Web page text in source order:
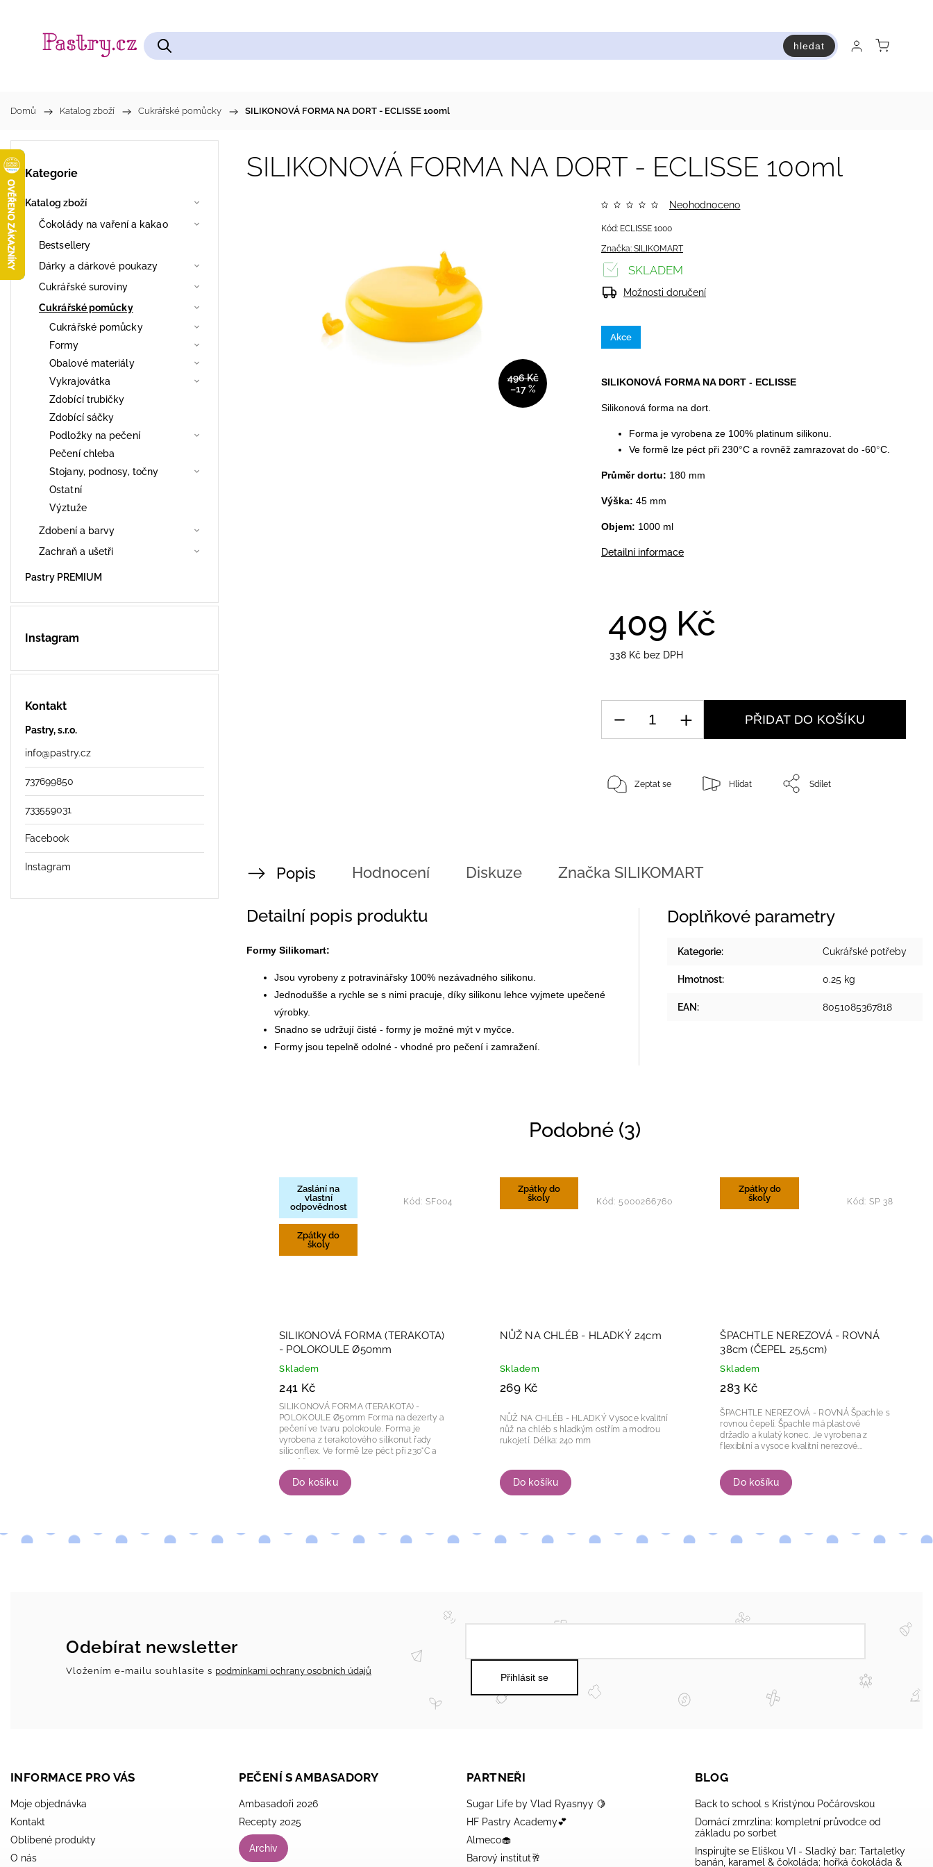
hledat
Domů / Katalog zboží / Cukrářské pomůcky / SILIKONOVÁ FORMA NA DORT - ECLISSE 100ml
Kategorie
Katalog zboží
Čokolády na vaření a kakao
Bestsellery
Dárky a dárkové poukazy
Cukrářské suroviny
Cukrářské pomůcky
Cukrářské pomůcky
Formy
Obalové materiály
Vykrajovátka
Zdobící trubičky
Zdobící sáčky
Podložky na pečení
Pečení chleba
Stojany, podnosy, točny
Ostatní
Výztuže
Zdobení a barvy
Zachraň a ušetři
Pastry PREMIUM
Instagram
Kontakt
Pastry, s.r.o.
info@pastry.cz
737699850
733559031
Facebook
Instagram
SILIKONOVÁ FORMA NA DORT - ECLISSE 100ml
496 Kč
–17 %
Značka: SILIKOMART
Neohodnoceno
409 Kč
338 Kč bez DPH
Kód: ECLISSE 1000
Akce
SILIKONOVÁ FORMA NA DORT - ECLISSE
Silikonová forma na dort.
Forma je vyrobena ze 100% platinum silikonu.
Ve formě lze péct při 230°C a rovněž zamrazovat do -60°C.
Průměr dortu: 180 mm
Výška: 45 mm
Objem: 1000 ml
Detailní informace
SKLADEM
Možnosti doručení
PŘIDAT DO KOŠÍKU
Zeptat se Hlídat Sdílet
Popis Hodnocení Diskuze Značka SILIKOMART
Detailní popis produktu
Formy Silikomart:
Jsou vyrobeny z potravinářsky 100% nezávadného silikonu.
Jednodušše a rychle se s nimi pracuje, díky silikonu lehce vyjmete upečené
výrobky.
Snadno se udržují čisté - formy je možné mýt v myčce.
Formy jsou tepelně odolné - vhodné pro pečení i zamražení.
Doplňkové parametry
Kategorie: Cukrářské potřeby
Hmotnost: 0.25 kg
EAN : 8051085367818
Podobné (3)
Zaslání na
vlastní
odpovědnost
Zpátky do
školy
SILIKONOVÁ FORMA (TERAKOTA)
- POLOKOULE Ø50mm
Skladem
241 Kč
Do košíku
SILIKONOVÁ FORMA (TERAKOTA) -
POLOKOULE Ø50mm Forma na dezerty a
pečení ve tvaru polokoule. Forma je
vyrobena z terakotového silikonut řady
siliconflex. Ve formě lze péct při 230°C a
rovněž zamrazovat...
Kód: SF004
Zpátky do
školy
NŮŽ NA CHLÉB - HLADKÝ 24cm
Skladem
269 Kč
Do košíku
NŮŽ NA CHLÉB - HLADKÝ Vysoce kvalitní
nůž na chléb s hladkým ostřím a modrou
Kód:5000266760
Zpátky do
školy
ŠPACHTLE NEREZOVÁ - ROVNÁ
38cm (ČEPEL 25,5cm)
Skladem
283 Kč
Do košíku
ŠPACHTLE NEREZOVÁ - ROVNÁ Špachle s
rovnou čepelí. Špachle má plastové
držadlo a kulatý konec. Je vyrobena z
flexibilní a vysoce kvalitní nerezové...
Kód: SP 38
Odebírat newsletter
Vložením e-mailu souhlasíte s podmínkami ochrany osobních údajů
Přihlásit se
INFORMACE PRO VÁS
Moje objednávka
Kontakt
Oblíbené produkty
O nás
PEČENÍ S AMBASADORY
Ambasadoři 2026
Recepty 2025
Archiv
PARTNEŘI
Sugar Life by Vlad Ryasnyy 🍋
HF Pastry Academy💕
Almeco🧁
Barový institut🥂
BLOG
Back to school s Kristýnou Počárovskou
Domácí zmrzlina: kompletní průvodce od
základu po sorbet
Inspirujte se Eliškou VI - Sladký bar: Tartaletky
banán, karamel & čokoláda; hořká čokoláda &